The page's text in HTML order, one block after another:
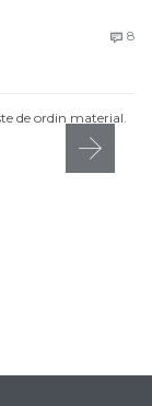
 8
de ordin material.